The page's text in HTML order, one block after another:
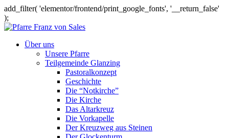
add_filter( 'elementor/frontend/print_google_fonts', '__return_false'
);
Über uns
Unsere Pfarre
Teilgemeinde Glanzing
Pastoralkonzept
Geschichte
Die “Notkirche”
Die Kirche
Das Altarkreuz
Die Vorkapelle
Der Kreuzweg aus Steinen